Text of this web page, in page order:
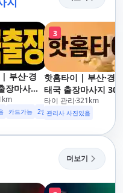
부산·경
장마사지
,사상,광
,구포,덕천,
,서면,재
,범천,우
송정,기장,
미,토곡,시
km
카드가능 2인이상 할인 업소 이벤트중
3
핫홈타이 | 부산·경남
태국 출장마사지 30
도착 카드가능 24시
운대,사상,광안리,남
동,구포,덕천,명지,민
락,수영,동래,남산,구
서,연산,서면,재송,센
텀,송도,자갈치,하단
린시티,송정,기장,정
타이 관리 321km
관리사 사진있음
더보기